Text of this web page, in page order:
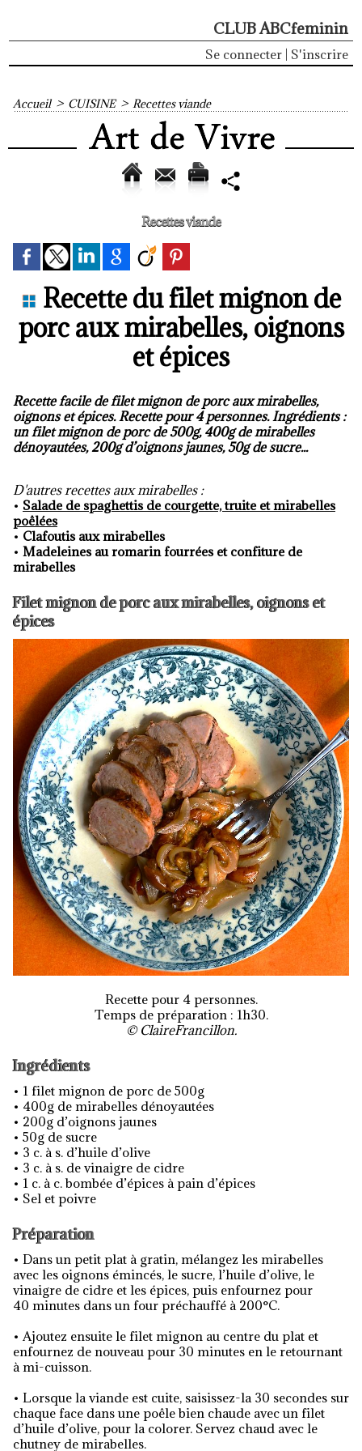
CLUB ABCfeminin
Se connecter S'inscrire
Accueil > CUISINE > Recettes viande
Recettes viande
Recette du filet mignon de
porc aux mirabelles, oignons
et épices
Recette facile de filet mignon de porc aux mirabelles,
oignons et épices. Recette pour 4 personnes. Ingrédients :
un filet mignon de porc de 500g, 400g de mirabelles
dénoyautées, 200g d’oignons jaunes, 50g de sucre...
D'autres recettes aux mirabelles :
• Salade de spaghettis de courgette, truite et mirabelles
poêlées
• Clafoutis aux mirabelles
• Madeleines au romarin fourrées et confiture de
mirabelles
Filet mignon de porc aux mirabelles, oignons et
épices
Recette pour 4 personnes.
Temps de préparation : 1h30.
© ClaireFrancillon.
Ingrédients
• 1 filet mignon de porc de 500g
• 400g de mirabelles dénoyautées
• 200g d’oignons jaunes
• 50g de sucre
• 3 c. à s. d’huile d’olive
• 3 c. à s. de vinaigre de cidre
• 1 c. à c. bombée d’épices à pain d’épices
• Sel et poivre
Préparation
• Dans un petit plat à gratin, mélangez les mirabelles
avec les oignons émincés, le sucre, l’huile d’olive, le
vinaigre de cidre et les épices, puis enfournez pour
40 minutes dans un four préchauffé à 200°C.
• Ajoutez ensuite le filet mignon au centre du plat et
enfournez de nouveau pour 30 minutes en le retournant
à mi-cuisson.
• Lorsque la viande est cuite, saisissez-la 30 secondes sur
chaque face dans une poêle bien chaude avec un filet
d’huile d’olive, pour la colorer. Servez chaud avec le
chutney de mirabelles.